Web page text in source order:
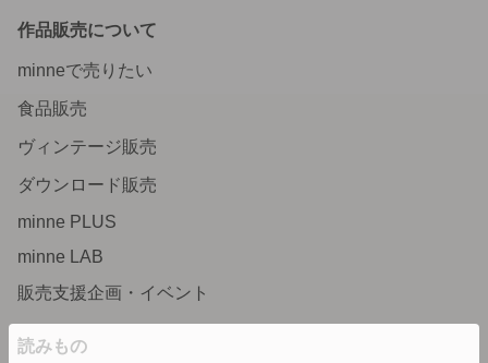
作品販売について
minneで売りたい
食品販売
ヴィンテージ販売
ダウンロード販売
minne PLUS
minne LAB
販売支援企画・イベント
読みもの